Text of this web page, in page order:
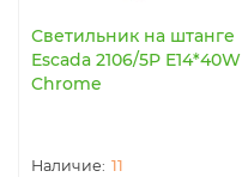
Светильник на штанге
Escada 2106/5P E14*40W
Chrome
11